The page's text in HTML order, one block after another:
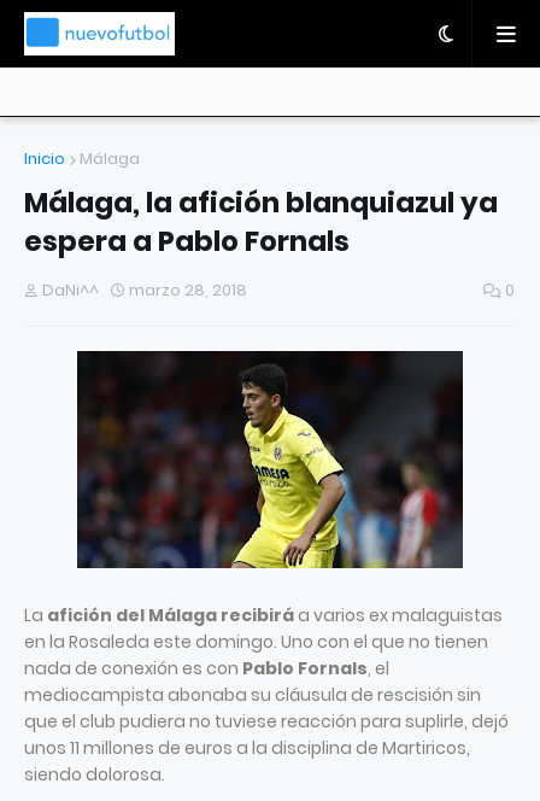
Inicio Málaga
Málaga, la afición blanquiazul ya
espera a Pablo Fornals
DaNi^^ marzo 28, 2018 0
La afición del Málaga recibirá a varios ex malaguistas
en la Rosaleda este domingo. Uno con el que no tienen
nada de conexión es con Pablo Fornals, el
mediocampista abonaba su cláusula de rescisión sin
que el club pudiera no tuviese reacción para suplirle, dejó
unos 11 millones de euros a la disciplina de Martiricos,
siendo dolorosa.